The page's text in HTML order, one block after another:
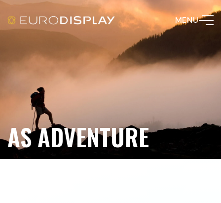
MENU
AS ADVENTURE